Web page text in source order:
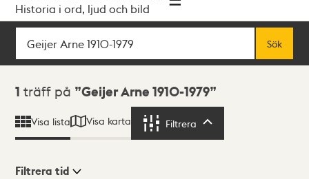
navigationen
huvudinnehållet
Historia i ord, ljud och bild
Sök
Sök
Sökresultat
1 träff på Geijer Arne 1910-1979
Visa lista Visa karta Filtrera
Filtrera tid